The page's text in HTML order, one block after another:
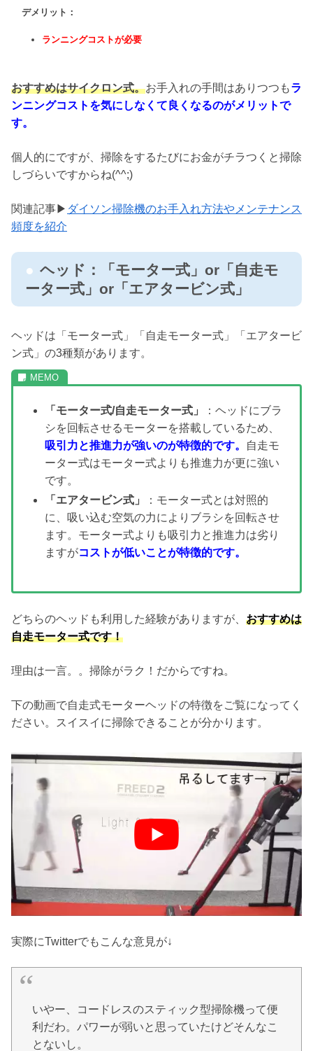
デメリット：
ランニングコストが必要
おすすめはサイクロン式。お手入れの手間はありつつもラ
ンニングコストを気にしなくて良くなるのがメリットで
す。
個人的にですが、掃除をするたびにお金がチラつくと掃除
しづらいですからね(^^;)
関連記事▶ ダイソン掃除機のお手入れ方法やメンテナンス
頻度を紹介
ヘッド：「モーター式」or「自走モ
ーター式」or「エアタービン式」
ヘッドは「モーター式」「自走モーター式」「エアタービ
ン式」の3種類があります。
「モーター式/自走モーター式」
：ヘッドにブラ
シを回転させるモーターを搭載しているため、
吸引力と推進力が強いのが特徴的です。
自走モ
ーター式はモーター式よりも推進力が更に強い
です。
「エアタービン式」
：モーター式とは対照的
に、吸い込む空気の力によりブラシを回転させ
ます。モーター式よりも吸引力と推進力は劣り
ますがコストが低いことが特徴的です。
どちらのヘッドも利用した経験がありますが、 おすすめは
自走モーター式です！
理由は一言。。掃除がラク！だからですね。
下の動画で自走式モーターヘッドの特徴をご覧になってく
ださい。スイスイに掃除できることが分かります。
実際にTwitterでもこんな意見が↓
いやー、コードレスのスティック型掃除機って便
利だわ。パワーが弱いと思っていたけどそんなこ
とないし。